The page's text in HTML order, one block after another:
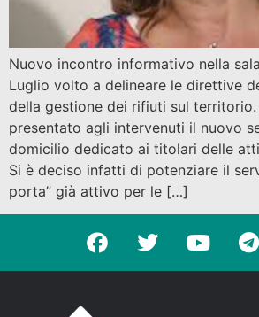
Nuovo incontro informativo nella
Luglio volto a delineare le direttive
della gestione dei rifiuti sul territorio.
presentato agli intervenuti il nuovo
domicilio dedicato ai titolari delle
Si è deciso infatti di potenziare il
porta” già attivo per le […]